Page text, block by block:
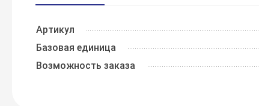
Артикул
Базовая единица
Возможность заказа